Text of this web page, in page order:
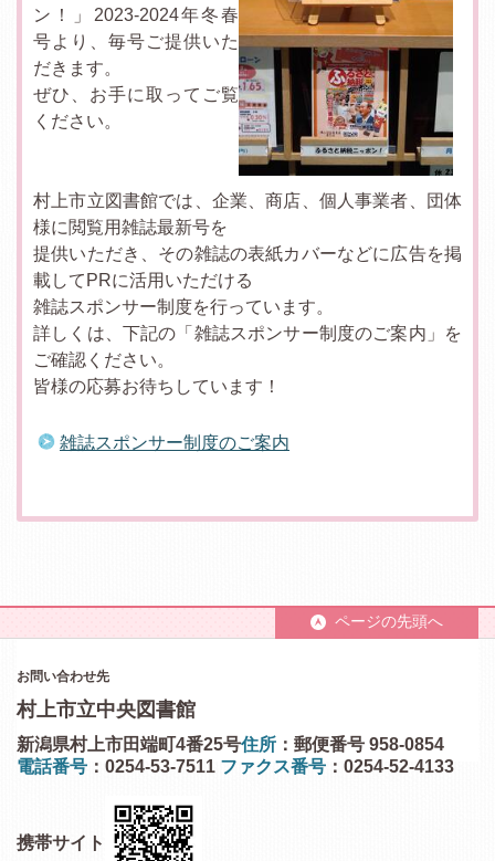
ン！」2023-2024年冬春
号より、毎号ご提供いた
だきます。
ぜひ、お手に取ってご覧
ください。
村上市立図書館では、企業、商店、個人事業者、団体
様に閲覧用雑誌最新号を
提供いただき、その雑誌の表紙カバーなどに広告を掲
載してPRに活用いただける
雑誌スポンサー制度を行っています。
詳しくは、下記の「雑誌スポンサー制度のご案内」を
ご確認ください。
皆様の応募お待ちしています！
雑誌スポンサー制度のご案内
ページの先頭へ
お問い合わせ先
村上市立中央図書館
住所 ：郵便番号 958-0854
新潟県村上市田端町4番25号
電話番号 ：0254-53-7511 ファクス番号 ：0254-52-4133
携帯サイト